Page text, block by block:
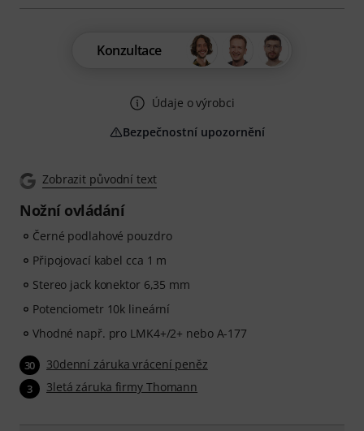
Zobrazit původní text
Nožní ovládání
Černé podlahové pouzdro
Připojovací kabel cca 1 m
Stereo jack konektor 6,35 mm
Potenciometr 10k lineární
Vhodné např. pro LMK4+/2+ nebo A-177
30 30denní záruka vrácení peněz
3 3letá záruka firmy Thomann
Konzultace
Údaje o výrobci
Bezpečnostní upozornění